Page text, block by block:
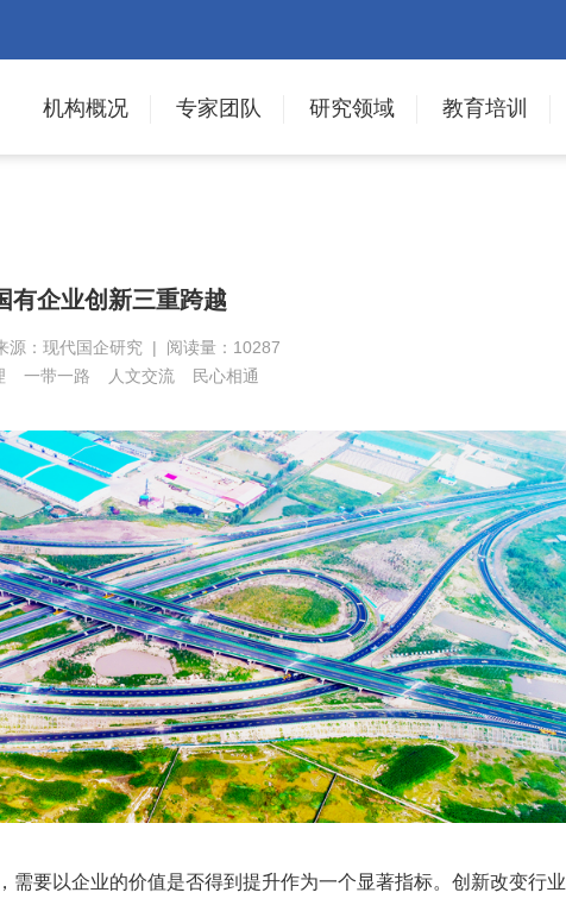
机构概况 专家团队 研究领域 教育培训
有企业创新三重跨越
：现代国企研究 | 阅读量：10287
一带一路 人文交流 民心相通
需要以企业的价值是否得到提升作为一个显著指标。创新改变行业